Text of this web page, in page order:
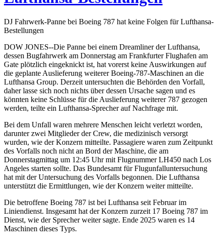
DJ Fahrwerk-Panne bei Boeing 787 hat keine Folgen für Lufthansa-
Bestellungen
DOW JONES--Die Panne bei einem Dreamliner der Lufthansa,
dessen Bugfahrwerk am Donnerstag am Frankfurter Flughafen am
Gate plötzlich eingeknickt ist, hat vorerst keine Auswirkungen auf
die geplante Auslieferung weiterer Boeing-787-Maschinen an die
Lufthansa Group. Derzeit untersuchten die Behörden den Vorfall,
daher lasse sich noch nichts über dessen Ursache sagen und es
könnten keine Schlüsse für die Auslieferung weiterer 787 gezogen
werden, teilte ein Lufthansa-Sprecher auf Nachfrage mit.
Bei dem Unfall waren mehrere Menschen leicht verletzt worden,
darunter zwei Mitglieder der Crew, die medizinisch versorgt
wurden, wie der Konzern mitteilte. Passagiere waren zum Zeitpunkt
des Vorfalls noch nicht an Bord der Maschine, die am
Donnerstagmittag um 12:45 Uhr mit Flugnummer LH450 nach Los
Angeles starten sollte. Das Bundesamt für Flugunfalluntersuchung
hat mit der Untersuchung des Vorfalls begonnen. Die Lufthansa
unterstützt die Ermittlungen, wie der Konzern weiter mitteilte.
Die betroffene Boeing 787 ist bei Lufthansa seit Februar im
Liniendienst. Insgesamt hat der Konzern zurzeit 17 Boeing 787 im
Dienst, wie der Sprecher weiter sagte. Ende 2025 waren es 14
Maschinen dieses Typs.